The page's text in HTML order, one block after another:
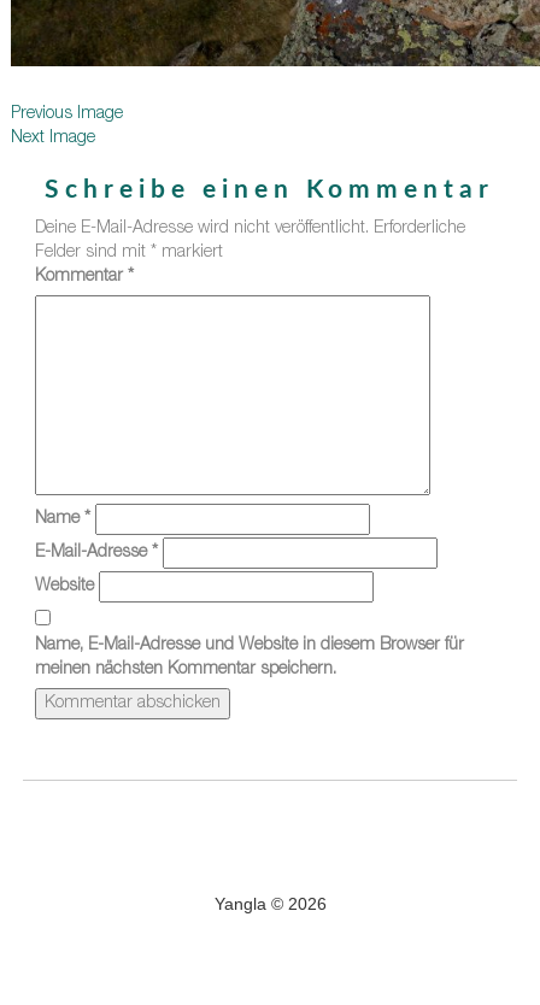
Previous Image
Next Image
Schreibe einen Kommentar
Deine E-Mail-Adresse wird nicht veröffentlicht. Erforderliche
Felder sind mit * markiert
Kommentar *
Name *
E-Mail-Adresse *
Website
Name, E-Mail-Adresse und Website in diesem Browser für
meinen nächsten Kommentar speichern.
Yangla © 2026